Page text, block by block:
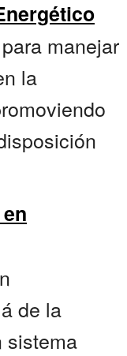
manejar
la
de la
sistema